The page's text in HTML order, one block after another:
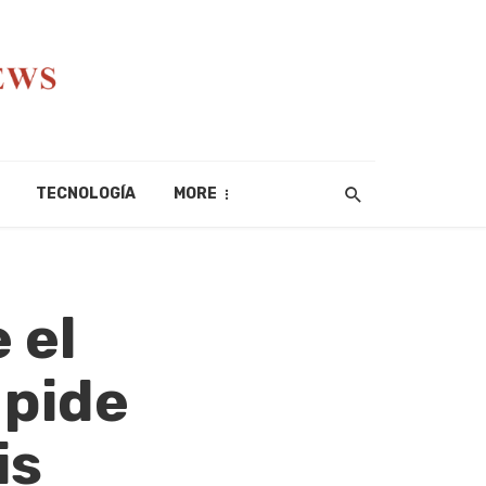
TECNOLOGÍA MORE
el